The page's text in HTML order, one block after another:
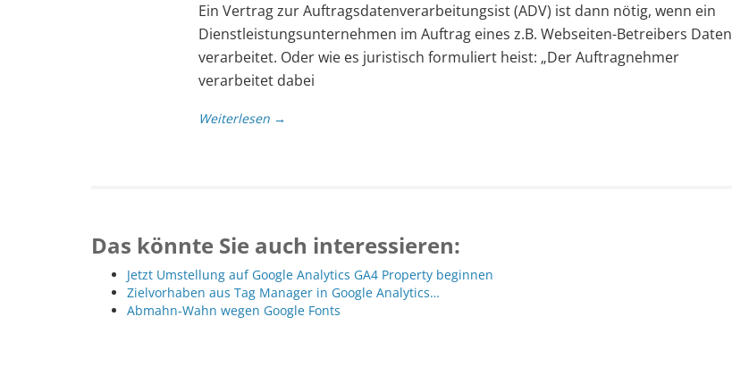
Ein Vertrag zur Auftragsdatenverarbeitungsist (ADV) ist dann nötig, wenn ein
Dienstleistungsunternehmen im Auftrag eines z.B. Webseiten-Betreibers Daten
verarbeitet. Oder wie es juristisch formuliert heist: „Der Auftragnehmer
verarbeitet dabei
Weiterlesen →
Das könnte Sie auch interessieren:
Jetzt Umstellung auf Google Analytics GA4 Property beginnen
Zielvorhaben aus Tag Manager in Google Analytics…
Abmahn-Wahn wegen Google Fonts